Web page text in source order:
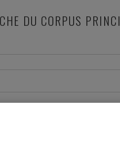
DU CORPUS